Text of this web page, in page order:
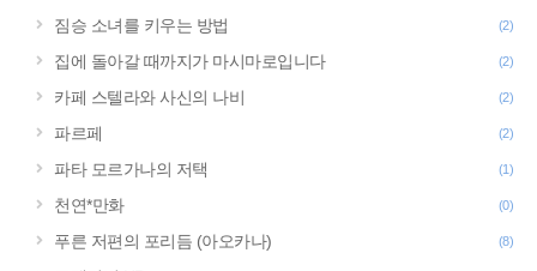
짐승 소녀를 키우는 방법 (2)
집에 돌아갈 때까지가 마시마로입니다 (2)
카페 스텔라와 사신의 나비 (2)
파르페 (2)
파타 모르가나의 저택 (1)
천연*만화 (0)
푸른 저편의 포리듬 (아오카나) (8)